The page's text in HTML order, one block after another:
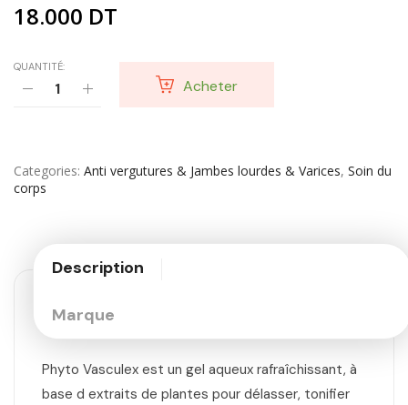
18.000 DT
QUANTITÉ:
Acheter
Categories Anti vergutures & Jambes lourdes & Varices, Soin du
corps
Description
Marque
Phyto Vasculex est un gel aqueux rafraîchissant, à
base d extraits de plantes pour délasser, tonifier